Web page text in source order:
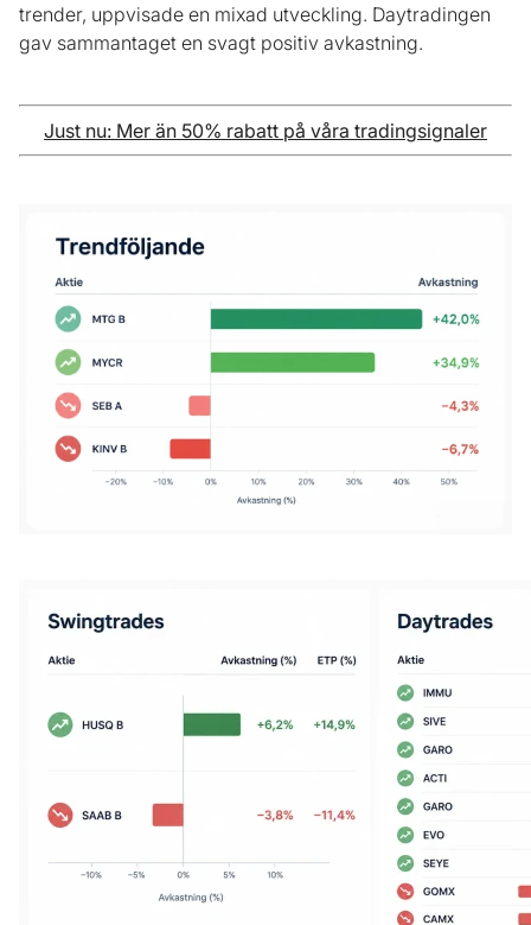
trender, uppvisade en mixad utveckling. Daytradingen
gav sammantaget en svagt positiv avkastning.
Just nu: Mer än 50% rabatt på våra tradingsignaler